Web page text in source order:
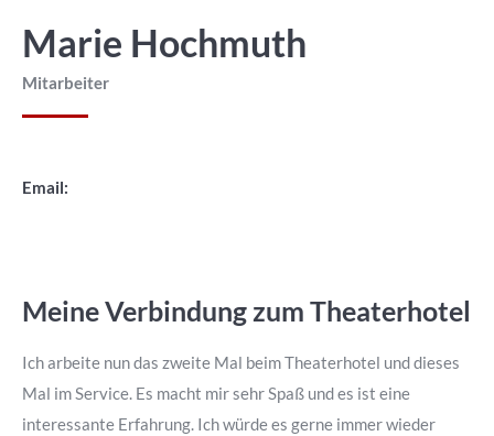
Marie Hochmuth
Mitarbeiter
Email:
Meine Verbindung zum Theaterhotel
Ich arbeite nun das zweite Mal beim Theaterhotel und dieses
Mal im Service. Es macht mir sehr Spaß und es ist eine
interessante Erfahrung. Ich würde es gerne immer wieder